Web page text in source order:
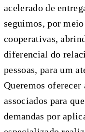
acelerado de
seguimos, por
cooperativas,
diferencial do
pessoas, para um
Queremos oferecer
associados para
demandas por